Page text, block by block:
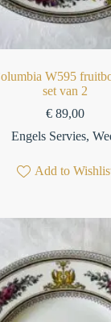
W595
set van 2
€ 89,00
Engels Servies,
Add to